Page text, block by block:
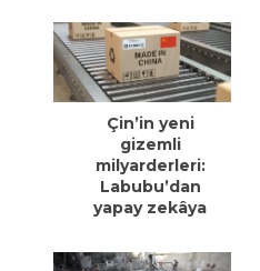
Çin’in yeni
gizemli
milyarderleri:
Labubu’dan
yapay zekâya